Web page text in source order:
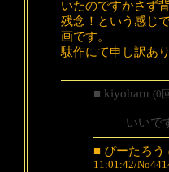
いたのですかさず
残念！という感じ
画です。
駄作にて申し訳あ
■ kiyoharu (0
いいで
■ ぴーたろう
11:01:42/